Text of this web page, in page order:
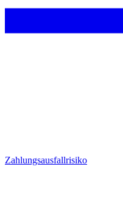
Zahlungsausfallrisiko